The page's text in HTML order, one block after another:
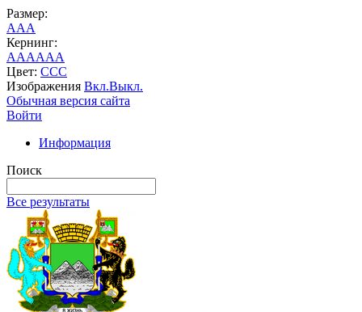
Размер:
AAA
Кернинг:
AAAAAA
Цвет: CCC
Изображения Вкл.Выкл.
Обычная версия сайта
Войти
Информация
Поиск
Все результаты